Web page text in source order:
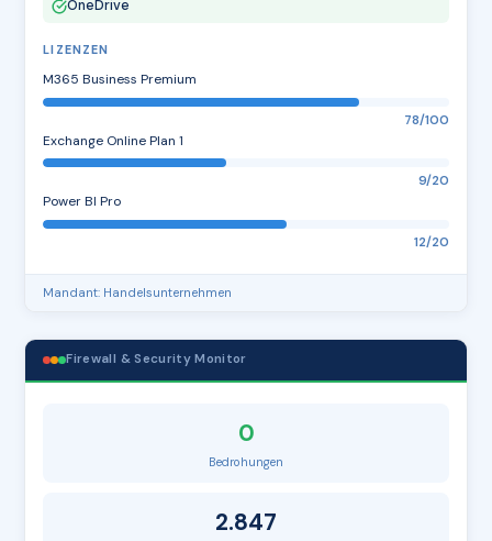
OneDrive
LIZENZEN
M365 Business Premium
78/100
Exchange Online Plan 1
9/20
Power BI Pro
12/20
Mandant: Handelsunternehmen
Firewall & Security Monitor
0
Bedrohungen
2.847